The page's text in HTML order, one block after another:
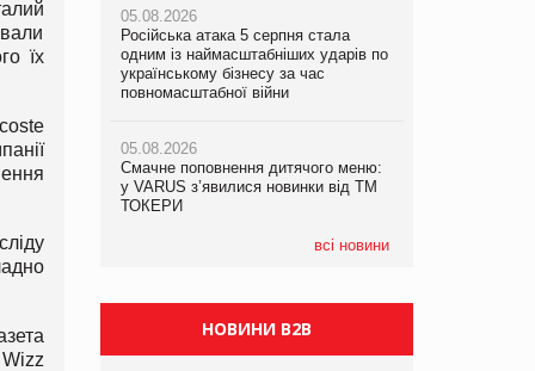
їх
05.08.2026
Російська атака 5 серпня стала
одним із наймасштабніших ударів по
українському бізнесу за час
повномасштабної війни
05.08.2026
Смачне поповнення дитячого меню:
у VARUS з’явилися новинки від ТМ
ТОКЕРИ
всі новини
05.08.2026
Російська атака 5 серпня стала
одним із наймасштабніших ударів по
українському бізнесу за час
повномасштабної війни
05.08.2026
Смачне поповнення дитячого меню:
у VARUS з’явилися новинки від ТМ
ТОКЕРИ
рекламі екологічних продуктів
05.08.2026
AstraZeneca обговорює найбільшу
НОВИНИ B2B